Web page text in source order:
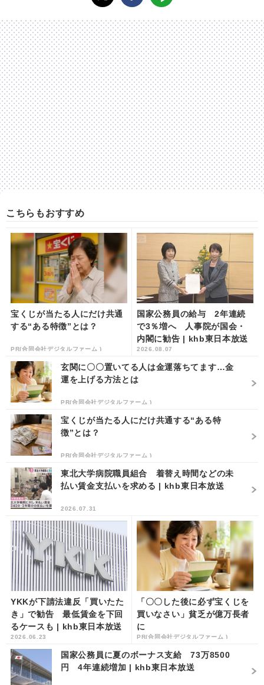
こちらもおすすめ
宝くじが当たる人にだけ共通
する“ある特徴”とは？
PR(合同会社デジタルファーム )
国家公務員の給与 2年連続
で3％増へ 人事院が国会・
内閣に勧告 | khb東日本放送
2026.08.07
玄関に〇〇置いてる人は金運落ちてます…金
運を上げる方法とは
PR(合同会社デジタルファーム )
宝くじが当たる人にだけ共通する“ある特
徴”とは？
PR(合同会社デジタルファーム )
東北大学病院職員組合 着替え時間などの未
払い賃金支払いを求める | khb東日本放送
2026.07.31
YKKが下請法違反「買いたた
き」で勧告 最低賃金を下回
るケースも | khb東日本放送
2026.06.23
「〇〇した後に必ず宝くじを
買いなさい」貧乏が億万長者
に
PR(合同会社デジタルファーム )
国家公務員に夏のボーナス支給 73万8500
円 4年連続増加 | khb東日本放送